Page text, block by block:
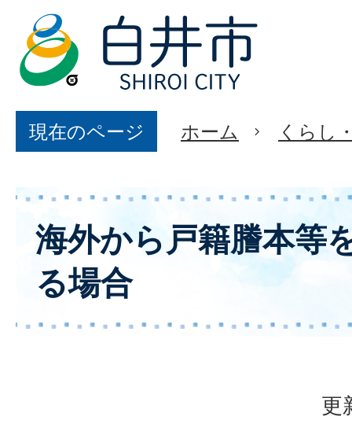
現在のページ ホーム くらし
海外から戸籍謄本等
る場合
更